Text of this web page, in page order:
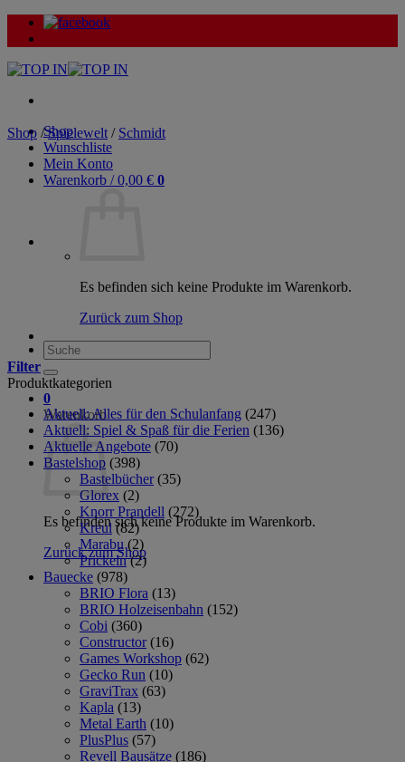
Zum
Inhalt
Shop
Wunschliste
Mein Konto
Warenkorb /0,00 € 0
Es befinden sich keine Produkte im Warenkorb.
Zurück zum Shop
Suche
nach:
0
Warenkorb
Es befinden sich keine Produkte im Warenkorb.
Zurück zum Shop
Shop / Spielewelt / Schmidt
Filter
Produktkategorien
Aktuell: Alles für den Schulanfang (247)
Aktuell: Spiel & Spaß für die Ferien (136)
Aktuelle Angebote (70)
Bastelshop (398)
Bastelbücher (35)
Glorex (2)
Knorr Prandell (272)
Kreul (82)
Marabu (2)
Prickeln (2)
Bauecke (978)
BRIO Flora (13)
BRIO Holzeisenbahn (152)
Cobi (360)
Constructor (16)
Games Workshop (62)
Gecko Run (10)
GraviTrax (63)
Kapla (13)
Metal Earth (10)
PlusPlus (57)
Revell Bausätze (186)